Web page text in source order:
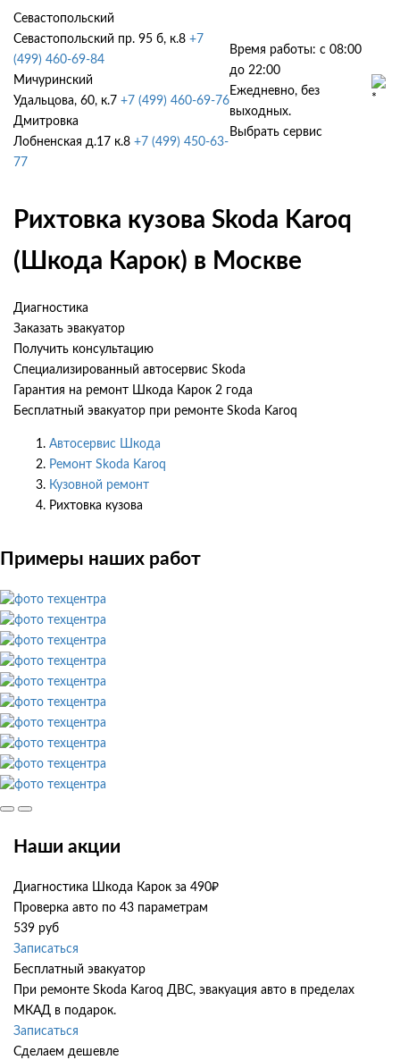
Севастопольский
Севастопольский пр. 95 б, к.8 +7
(499) 460-69-84
Мичуринский
Удальцова, 60, к.7 +7 (499) 460-69-76
Дмитровка
Лобненская д.17 к.8 +7 (499) 450-63-
77
Время работы: с 08:00
до 22:00
Ежедневно, без
выходных.
Выбрать сервис
Рихтовка кузова Skoda Karoq
(Шкода Карок) в Москве
Диагностика
Заказать эвакуатор
Получить консультацию
Специализированный автосервис Skoda
Гарантия на ремонт Шкода Карок 2 года
Бесплатный эвакуатор при ремонте Skoda Karoq
Автосервис Шкода
Ремонт Skoda Karoq
Кузовной ремонт
Рихтовка кузова
Примеры наших работ
Наши акции
Диагностика Шкода Карок за 490₽
Проверка авто по 43 параметрам
539 руб
Записаться
Бесплатный эвакуатор
При ремонте Skoda Karoq ДВС, эвакуация авто в пределах
МКАД в подарок.
Записаться
Сделаем дешевле